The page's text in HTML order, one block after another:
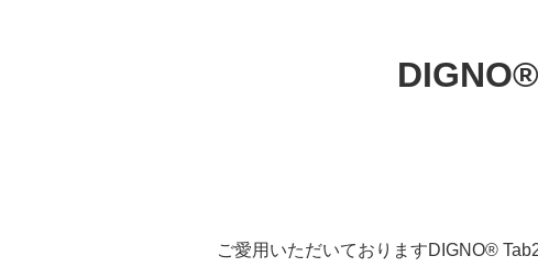
ご愛用いただいておりますDIGNO®